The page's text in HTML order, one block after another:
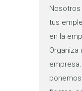
tus
en la
Organiza